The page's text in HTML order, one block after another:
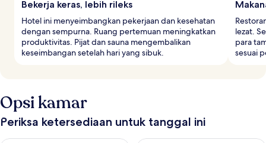
Bekerja keras, lebih rileks
Hotel ini menyeimbangkan pekerjaan dan kesehatan
dengan sempurna. Ruang pertemuan meningkatkan
produktivitas. Pijat dan sauna mengembalikan
keseimbangan setelah hari yang sibuk.
lezat.
para
sesuai
Opsi kamar
Periksa ketersediaan untuk tanggal ini